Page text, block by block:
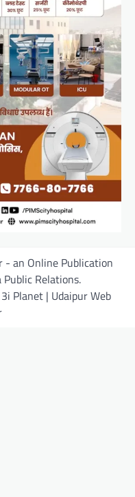
- an Online Publication
Relations.
Planet | Udaipur Web